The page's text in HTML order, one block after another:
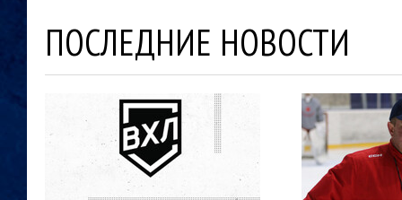
ПОСЛЕДНИЕ НОВОСТИ